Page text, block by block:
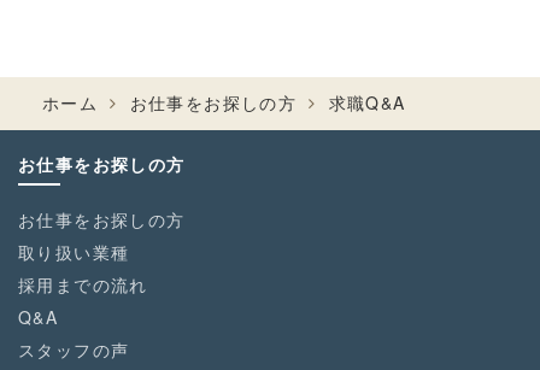
ホーム お仕事をお探しの方 求職Q&A
お仕事をお探しの方
お仕事をお探しの方
取り扱い業種
採用までの流れ
Q&A
スタッフの声